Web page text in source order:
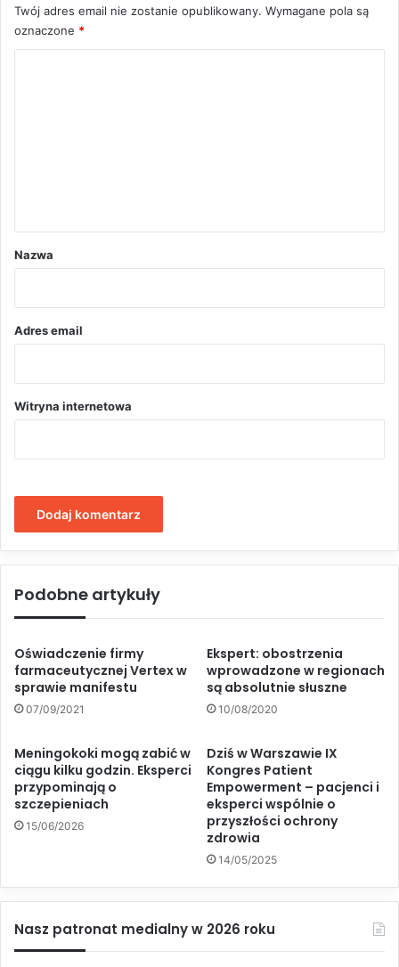
Twój adres email nie zostanie opublikowany. Wymagane pola są
oznaczone *
rNazwa
Adres email
Witryna internetowa
Podobne artykuły
Oświadczenie firmy
farmaceutycznej Vertex w
sprawie manifestu
07/09/2021
Ekspert: obostrzenia
wprowadzone w regionach
są absolutnie słuszne
10/08/2020
Meningokoki mogą zabić w
ciągu kilku godzin. Eksperci
przypominają o
szczepieniach
15/06/2026
Dziś w Warszawie IX
Kongres Patient
Empowerment – pacjenci i
eksperci wspólnie o
przyszłości ochrony
zdrowia
14/05/2025
Nasz patronat medialny w 2026 roku